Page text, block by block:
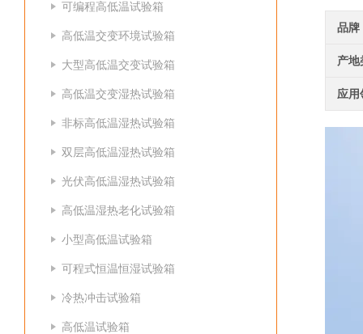
可编程高低温试验箱
高低温交变环境试验箱
大型高低温交变试验箱
高低温交变湿热试验箱
非标高低温湿热试验箱
双层高低温湿热试验箱
光伏高低温湿热试验箱
高低温湿热老化试验箱
小型高低温试验箱
可程式恒温恒湿试验箱
冷热冲击试验箱
高低温试验箱
品牌
产地
应用